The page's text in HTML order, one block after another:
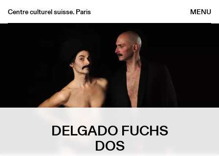
MENU
Centre culturel suisse. Paris
Publications
DELGADO FUCHS
DOS